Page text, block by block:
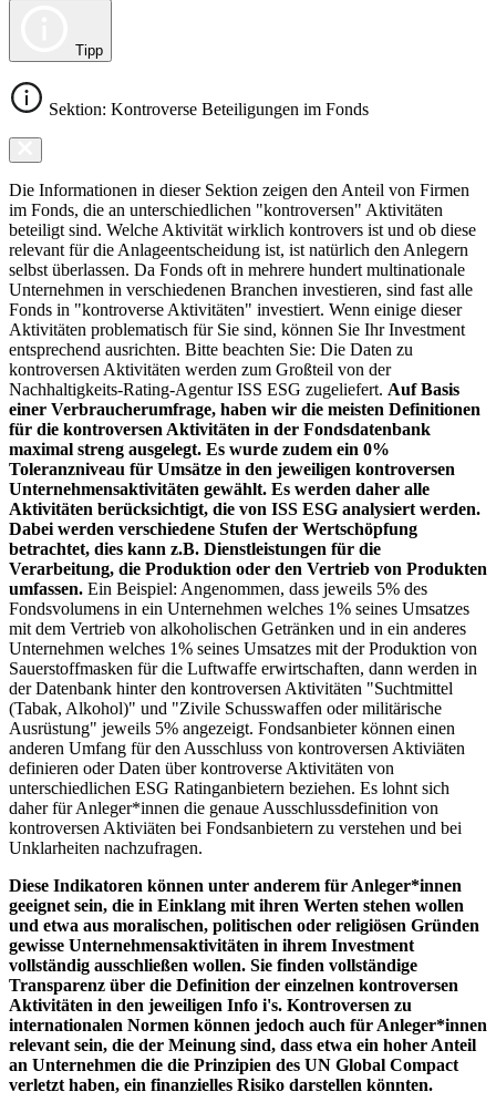
Tipp
Sektion: Kontroverse Beteiligungen im Fonds
Die Informationen in dieser Sektion zeigen den Anteil von Firmen
im Fonds, die an unterschiedlichen "kontroversen" Aktivitäten
beteiligt sind. Welche Aktivität wirklich kontrovers ist und ob diese
relevant für die Anlageentscheidung ist, ist natürlich den Anlegern
selbst überlassen. Da Fonds oft in mehrere hundert multinationale
Unternehmen in verschiedenen Branchen investieren, sind fast alle
Fonds in "kontroverse Aktivitäten" investiert. Wenn einige dieser
Aktivitäten problematisch für Sie sind, können Sie Ihr Investment
entsprechend ausrichten. Bitte beachten Sie: Die Daten zu
kontroversen Aktivitäten werden zum Großteil von der
Nachhaltigkeits-Rating-Agentur ISS ESG zugeliefert. Auf Basis
einer Verbraucherumfrage, haben wir die meisten Definitionen
für die kontroversen Aktivitäten in der Fondsdatenbank
maximal streng ausgelegt. Es wurde zudem ein 0%
Toleranzniveau für Umsätze in den jeweiligen kontroversen
Unternehmensaktivitäten gewählt. Es werden daher alle
Aktivitäten berücksichtigt, die von ISS ESG analysiert werden.
Dabei werden verschiedene Stufen der Wertschöpfung
betrachtet, dies kann z.B. Dienstleistungen für die
Verarbeitung, die Produktion oder den Vertrieb von Produkten
umfassen. Ein Beispiel: Angenommen, dass jeweils 5% des
Fondsvolumens in ein Unternehmen welches 1% seines Umsatzes
mit dem Vertrieb von alkoholischen Getränken und in ein anderes
Unternehmen welches 1% seines Umsatzes mit der Produktion von
Sauerstoffmasken für die Luftwaffe erwirtschaften, dann werden in
der Datenbank hinter den kontroversen Aktivitäten "Suchtmittel
(Tabak, Alkohol)" und "Zivile Schusswaffen oder militärische
Ausrüstung" jeweils 5% angezeigt. Fondsanbieter können einen
anderen Umfang für den Ausschluss von kontroversen Aktiviäten
definieren oder Daten über kontroverse Aktivitäten von
unterschiedlichen ESG Ratinganbietern beziehen. Es lohnt sich
daher für Anleger*innen die genaue Ausschlussdefinition von
kontroversen Aktiviäten bei Fondsanbietern zu verstehen und bei
Unklarheiten nachzufragen.
Diese Indikatoren können unter anderem für Anleger*innen
geeignet sein, die in Einklang mit ihren Werten stehen wollen
und etwa aus moralischen, politischen oder religiösen Gründen
gewisse Unternehmensaktivitäten in ihrem Investment
vollständig ausschließen wollen. Sie finden vollständige
Transparenz über die Definition der einzelnen kontroversen
Aktivitäten in den jeweiligen Info i's. Kontroversen zu
internationalen Normen können jedoch auch für Anleger*innen
relevant sein, die der Meinung sind, dass etwa ein hoher Anteil
an Unternehmen die die Prinzipien des UN Global Compact
verletzt haben, ein finanzielles Risiko darstellen könnten.